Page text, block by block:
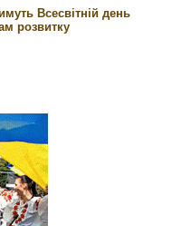
Всесвітній день
розвитку